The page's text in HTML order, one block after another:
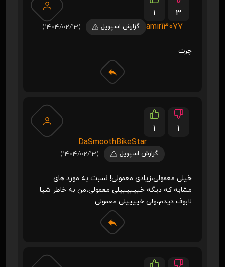
1
3
amir13077
گزارش اسپویل (1404/02/13)
چرت
1
1
DaSmoothBikeStar
گزارش اسپویل (1404/02/13)
خیلی معمولی،زیادی معمولی! نسبت به مورد های
مشابه که دیگه خییییییلی معمولی،من به خاطر شیا
لابوف دیدم،ولی خییییلی معمولی